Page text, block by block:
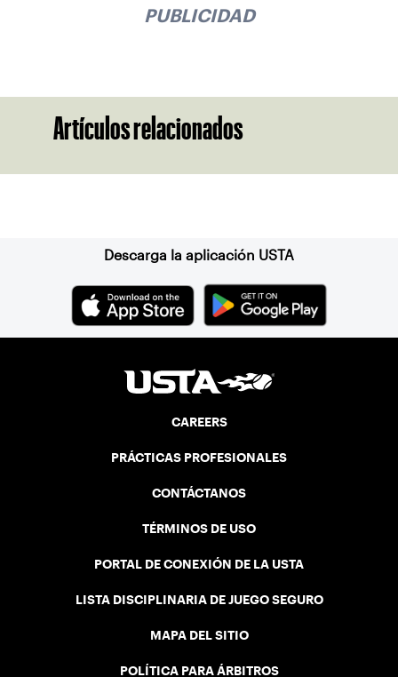
PUBLICIDAD
Artículos relacionados
Descarga la aplicación USTA
CAREERS
PRÁCTICAS PROFESIONALES
CONTÁCTANOS
TÉRMINOS DE USO
PORTAL DE CONEXIÓN DE LA USTA
LISTA DISCIPLINARIA DE JUEGO SEGURO
MAPA DEL SITIO
POLÍTICA PARA ÁRBITROS